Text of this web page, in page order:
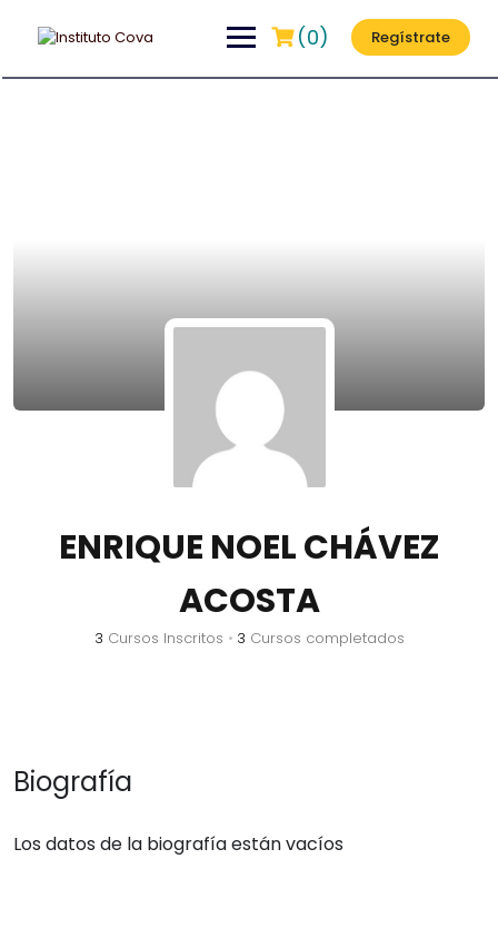
(0) Regístrate
ENRIQUE NOEL CHÁVEZ
ACOSTA
3 Cursos Inscritos • 3 Cursos completados
Biografía
Los datos de la biografía están vacíos